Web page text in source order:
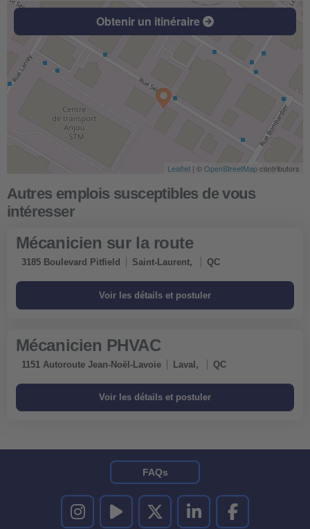
Obtenir un itinéraire
Leaflet | ©OpenStreetMapcontributors
Mécanicien sur la route
3185 Boulevard Pitfield Saint-Laurent, QC
Mécanicien PHVAC
1151 Autoroute Jean-Noël-Lavoie Laval, QC
UNITED RENTALS SUR INSTAGRAM
UNITED RENTALS SUR YOUTUBE
UNITED RENTALS SUR TWITTER
UNITED RENTALS SUR
UNITED RENTALS
FAQs